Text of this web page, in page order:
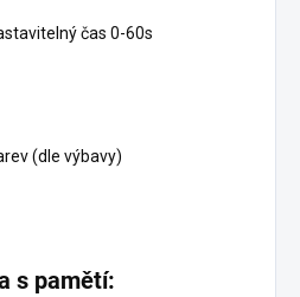
čas 0-60s
(dle výbavy)
s pamětí: